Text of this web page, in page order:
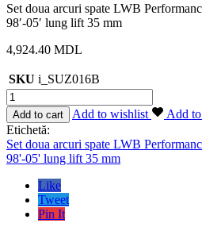
Set doua arcuri spate LWB
98′-05′ lung lift 35 mm
4,924.40 MDL
SKU i_SUZ016B
Cantitate
Set
doua
arcuri
spate
LWB
Performance
Suzuki
Add to cart Add to wishlist
Add
Etichetă:
Set doua arcuri spate LWB
98'-05' lung lift 35 mm
Like
Tweet
Pin It